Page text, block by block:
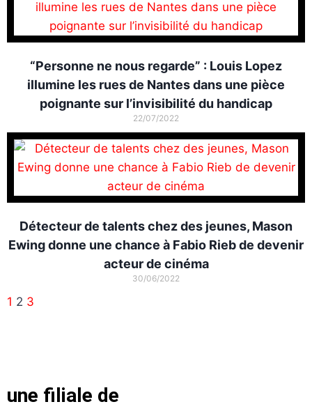
“Personne ne nous regarde” : Louis Lopez
illumine les rues de Nantes dans une pièce
poignante sur l’invisibilité du handicap
22/07/2022
Détecteur de talents chez des jeunes, Mason
Ewing donne une chance à Fabio Rieb de devenir
acteur de cinéma
30/06/2022
1 2 3
une filiale de